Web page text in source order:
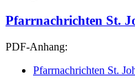
Pfarrnachrichten St.
PDF-Anhang:
Pfarrnachrichten St.